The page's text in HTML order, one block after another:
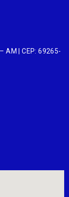
AM | CEP: 69265-